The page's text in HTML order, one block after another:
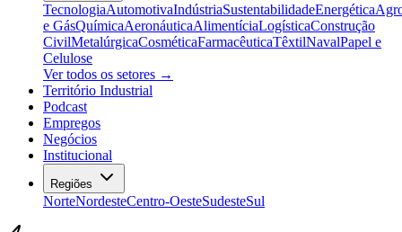
TecnologiaAutomotivaIndústriaSustentabilidadeEnergética
e GásQuímicaAeronáuticaAlimentíciaLogísticaConstrução
CivilMetalúrgicaCosméticaFarmacêuticaTêxtilNavalPapel e
Celulose
Ver todos os setores →
Território Industrial
Podcast
Empregos
Negócios
Institucional
Regiões
NorteNordesteCentro-OesteSudesteSul